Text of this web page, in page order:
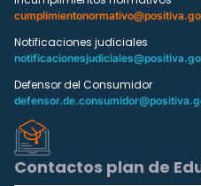
Notificaciones judiciales
Defensor del Consumidor
Contactos plan de